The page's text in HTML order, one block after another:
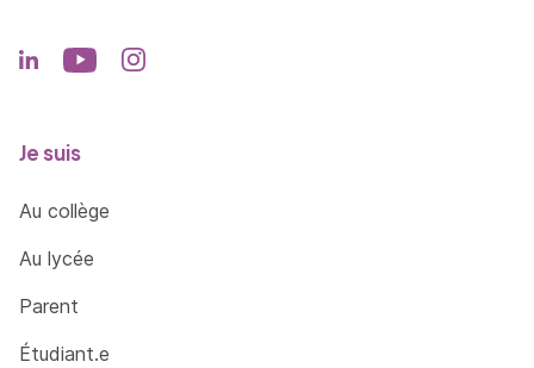
Je suis
Au collège
Au lycée
Parent
Étudiant.e